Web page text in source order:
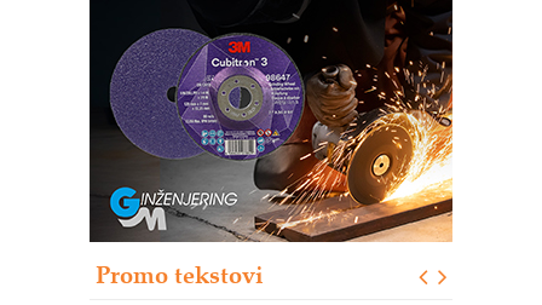
Promo tekstovi
Potpuna efikasnost bez složenih
sistema
Trajna oznaka kao dugoročna korist
Bezbednost na prvom mestu!
IB BLUMENAUER - više od 40 godina
poverenja u industriji
RMQ-TITAN ADVANCED INDICATOR
– Pametna signalizacija za efikasnije
upravljanje mašinama
Mitutoyo Crysta-Apex V PLUS: Nova